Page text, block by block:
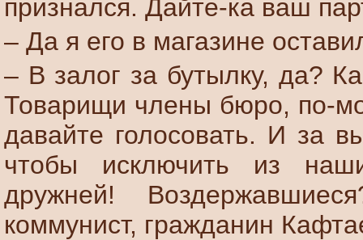
признался. Дайте-ка ваш
– Да я его в магазине
– В залог за бутылку, да?
Товарищи члены бюро, по-
давайте голосовать. И за
чтобы исключить из
дружней!
коммунист, гражданин